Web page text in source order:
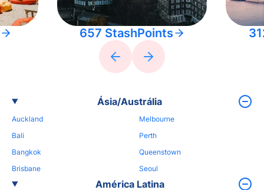
657 StashPoints
Ásia/Austrália
Auckland
Bali
Bangkok
Brisbane
Melbourne
Perth
Queenstown
Seoul
América Latina